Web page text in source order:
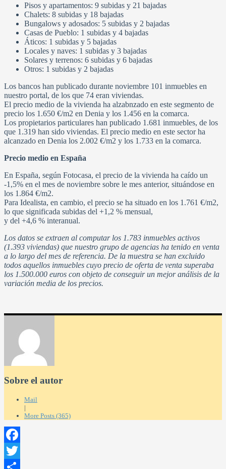
Pisos y apartamentos: 9 subidas y 21 bajadas
Chalets: 8 subidas y 18 bajadas
Bungalows y adosados: 5 subidas y 2 bajadas
Casas de Pueblo: 1 subidas y 4 bajadas
Áticos: 1 subidas y 5 bajadas
Locales y naves: 1 subidas y 3 bajadas
Solares y terrenos: 6 subidas y 6 bajadas
Otros: 1 subidas y 2 bajadas
Los bancos han publicado durante noviembre 101 inmuebles en
nuestro portal, de los que 74 eran viviendas.
El precio medio de la vivienda ha alzabnzado en este segmento de
precio los 1.650 €/m2 en Denia y los 1.456 en la comarca.
Los propietarios particulares han publicado 1.681 inmuebles, de los
que 1.319 han sido viviendas. El precio medio en este sector ha
alcanzado en Denia los 2.002 €/m2 y los 1.733 en la comarca.
Precio medio en España
En España, según Fotocasa, el precio de la vivienda ha caído un
-1,5% en el mes de noviembre sobre le mes anterior, situándose en
los 1.864 €/m2.
Para Idealista, en cambio, el precio se ha situado en los 1.761 €/m2,
lo que significada subidas del +1,2 % mensual,
y del +4,6 % interanual.
Los datos se extraen al computar los 1.783 inmuebles activos
(1.393 viviendas) que nuestro grupo de agencias ha tenido en venta
a lo largo del mes de referencia. De la muestra se han excluido
todos aquellos inmuebles cuyo precio de oferta de venta superaba
los 1.500.000 euros con objeto de conseguir un mejor análisis de la
variación media de los precios.
Sobre el autor
Mail
|
More Posts (365)
Facebook
Twitter